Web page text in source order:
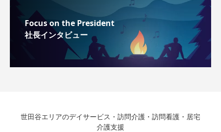
Focus on the President
社長インタビュー
世田谷エリアのデイサービス・訪問介護・訪問看護・居宅
介護支援